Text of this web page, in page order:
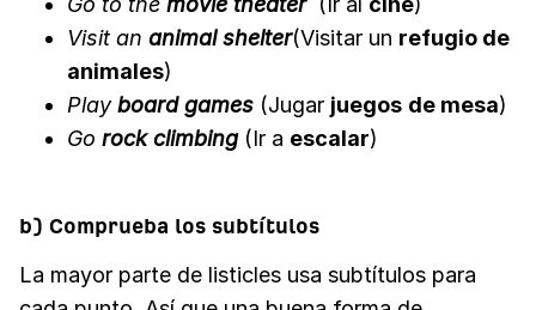
Visit an animal shelter(Visitar un refugio de
animales)
Playboard games (Jugar juegos de mesa)
Go rock climbing (Ir a escalar)
b) Comprueba los subtítulos
La mayor parte de listicles usa subtítulos para